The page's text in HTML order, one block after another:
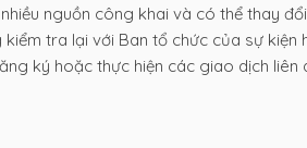
nguồn công khai và có thể thay
tra lại với Ban tổ chức của sự kiện
ký hoặc thực hiện các giao dịch liên